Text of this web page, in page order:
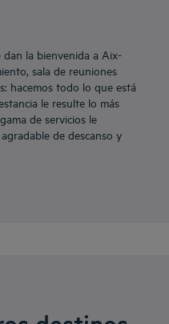
la bienvenida a Aix-
sala de reuniones
hacemos todo lo que está
le resulte lo más
de servicios le
de descanso y